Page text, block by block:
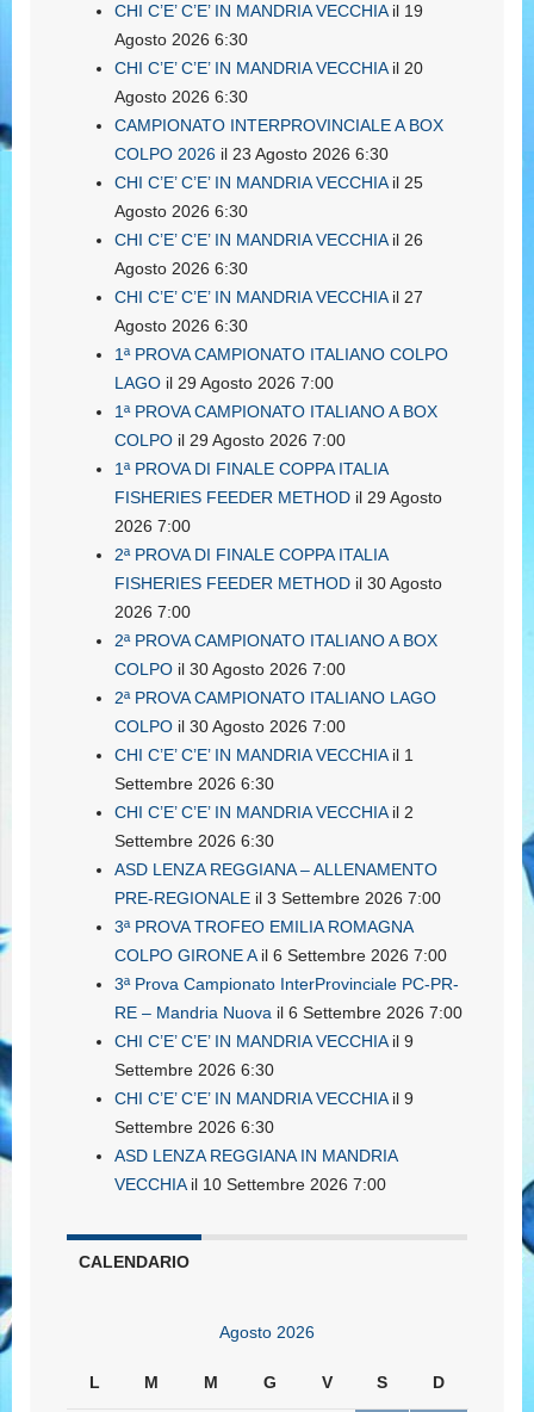
CHI C’E’ C’E’ IN MANDRIA VECCHIAil 19
Agosto 2026 6:30
CHI C’E’ C’E’ IN MANDRIA VECCHIAil 20
Agosto 2026 6:30
CAMPIONATO INTERPROVINCIALE A BOX
COLPO 2026 il 23 Agosto 2026 6:30
CHI C’E’ C’E’ IN MANDRIA VECCHIAil 25
Agosto 2026 6:30
CHI C’E’ C’E’ IN MANDRIA VECCHIAil 26
Agosto 2026 6:30
CHI C’E’ C’E’ IN MANDRIA VECCHIAil 27
Agosto 2026 6:30
1ª PROVA CAMPIONATO ITALIANO COLPO
LAGO il 29 Agosto 2026 7:00
1ª PROVA CAMPIONATO ITALIANO A BOX
COLPO il 29 Agosto 2026 7:00
1ª PROVA DI FINALE COPPA ITALIA
FISHERIES FEEDER METHOD il 29 Agosto
2026 7:00
2ª PROVA DI FINALE COPPA ITALIA
FISHERIES FEEDER METHOD il 30 Agosto
2026 7:00
2ª PROVA CAMPIONATO ITALIANO A BOX
COLPO il 30 Agosto 2026 7:00
2ª PROVA CAMPIONATO ITALIANO LAGO
COLPO il 30 Agosto 2026 7:00
CHI C’E’ C’E’ IN MANDRIA VECCHIAil 1
Settembre 2026 6:30
CHI C’E’ C’E’ IN MANDRIA VECCHIAil 2
Settembre 2026 6:30
ASD LENZA REGGIANA – ALLENAMENTO
PRE-REGIONALE il 3 Settembre 2026 7:00
3ª PROVA TROFEO EMILIA ROMAGNA
COLPO GIRONE Ail 6 Settembre 2026 7:00
3ª Prova Campionato InterProvinciale PC-PR-
RE – Mandria Nuova il 6 Settembre 2026 7:00
CHI C’E’ C’E’ IN MANDRIA VECCHIAil 9
Settembre 2026 6:30
CHI C’E’ C’E’ IN MANDRIA VECCHIAil 9
Settembre 2026 6:30
ASD LENZA REGGIANA IN MANDRIA
VECCHIAil 10 Settembre 2026 7:00
CALENDARIO
Agosto 2026
L M M G V S D